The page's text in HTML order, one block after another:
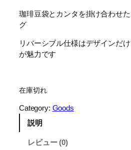
珈琲豆袋とカンタを掛け合わせ
グ
リバーシブル仕様はデザインだ
が魅力です
在庫切れ
Category: Goods
説明
レビュー (0)